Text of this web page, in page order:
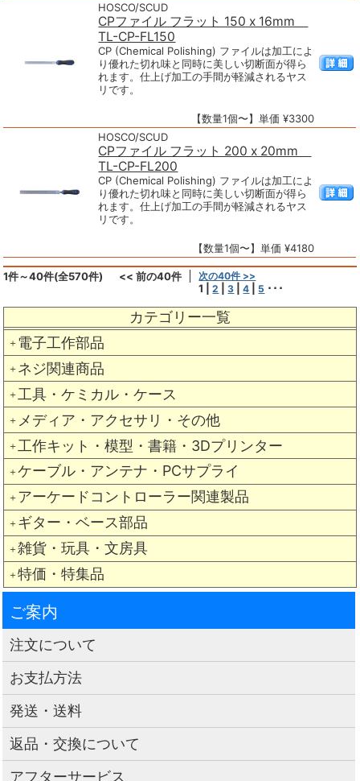
カテゴリー一覧
＋ 電子工作部品
＋ ネジ関連商品
＋ 工具・ケミカル・ケース
＋ メディア・アクセサリ・その他
＋ 工作キット・模型・書籍・3Dプリンター
＋ ケーブル・アンテナ・PCサプライ
＋ アーケードコントローラー関連製品
＋ ギター・ベース部品
＋ 雑貨・玩具・文房具
＋ 特価・特集品
HOSCO/SCUD
CPファイル フラット 150 x 16mm
TL-CP-FL150
CP (Chemical Polishing) ファイルは加工によ
り優れた切れ味と同時に美しい切断面が得ら
れます。仕上げ加工の手間が軽減されるヤス
リです。
【数量1個〜】単価 ¥3300
HOSCO/SCUD
CPファイル フラット 200 x 20mm
TL-CP-FL200
CP (Chemical Polishing) ファイルは加工によ
り優れた切れ味と同時に美しい切断面が得ら
れます。仕上げ加工の手間が軽減されるヤス
リです。
【数量1個〜】単価 ¥4180
1件～40件(全570件) << 前の40件 次の40件 >>
1 |2 |3 |4 5 ･･･
ご案内
注文について
お支払方法
発送・送料
返品・交換について
アフターサービス